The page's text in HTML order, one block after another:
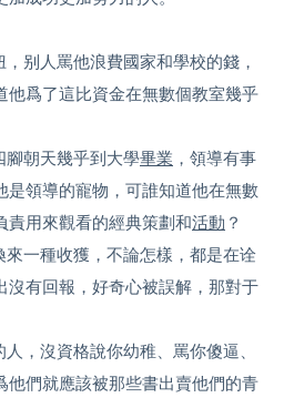
别人罵他浪費國家和學校的錢，
他爲了這比資金在無數個教室幾乎
腳朝天幾乎到大學畢業 ，領導有事
是領導的寵物，可誰知道他在無數
責用來觀看的經典策劃和活動 ？
一種收獲，不論怎樣，都是在诠
沒有回報，好奇心被誤解，那對于
，沒資格說你幼稚、罵你傻逼、
他們就應該被那些書出賣他們的青